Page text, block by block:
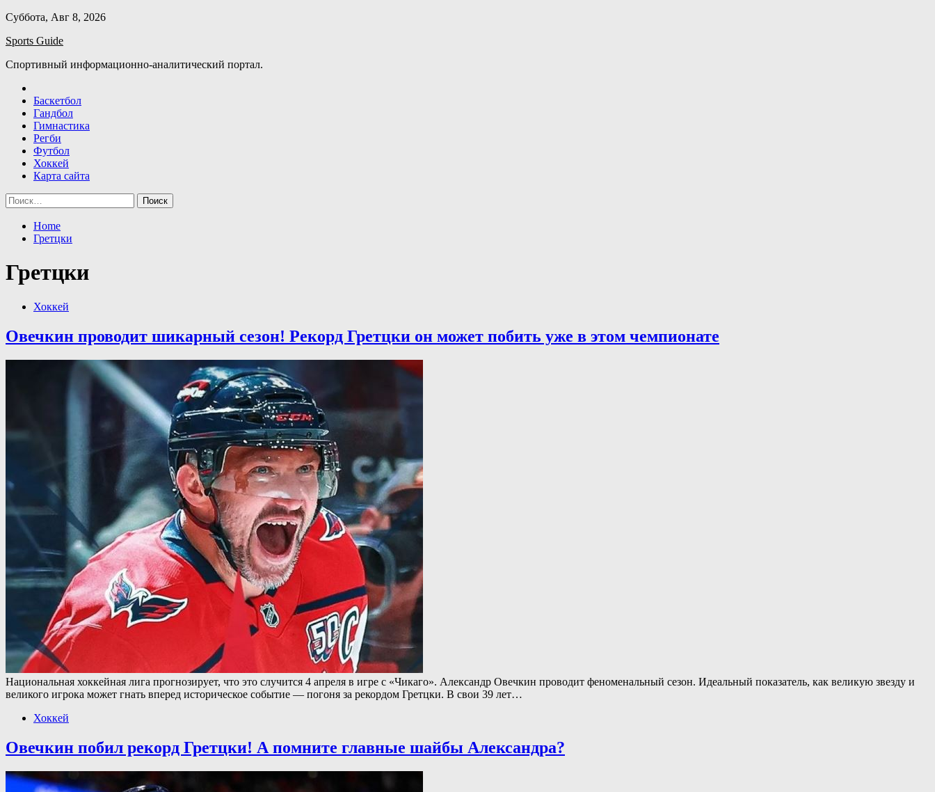
Skip
content
Суббота, Авг 8, 2026
Sports Guide
Спортивный информационно-аналитический портал.
Баскетбол
Гандбол
Гимнастика
Регби
Футбол
Хоккей
Карта сайта
Найти:
Home
Гретцки
Гретцки
Хоккей
Овечкин проводит шикарный сезон! Рекорд Гретцки он может побить уже в этом чемпионате
Национальная хоккейная лига прогнозирует, что это случится 4 апреля в игре с «Чикаго». Александр Овечкин проводит феноменальный сезон. Идеальный показатель, как великую звезду и
великого игрока может гнать вперед историческое событие — погоня за рекордом Гретцки. В свои 39 лет…
Хоккей
Овечкин побил рекорд Гретцки! А помните главные шайбы Александра?